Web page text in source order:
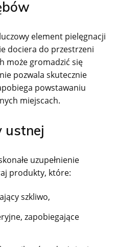
element pielęgnacji
dociera do przestrzeni
może gromadzić się
pozwala skutecznie
powstawaniu
miejscach.
ustnej
uzupełnienie
produkty, które:
szkliwo,
zapobiegające